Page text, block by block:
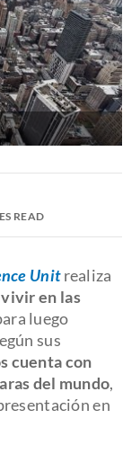
READ
Unit realiza
en las
luego
sus
cuenta con
del mundo,
en